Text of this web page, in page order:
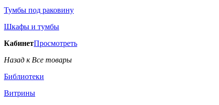
Тумбы под раковину
Шкафы и тумбы
КабинетПросмотреть
Назад к Все товары
Библиотеки
Витрины